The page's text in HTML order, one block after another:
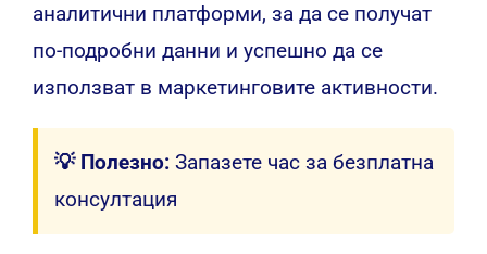
аналитични платформи, за да се получат
по-подробни данни и успешно да се
използват в маркетинговите активности.
💡 Полезно: Запазете час за безплатна
консултация